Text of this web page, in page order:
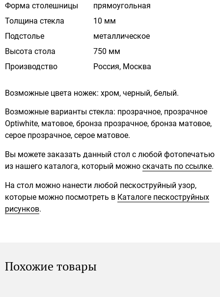
Форма столешницы
прямоугольная
Толщина стекла
10 мм
Подстолье
металлическое
Высота стола
750 мм
Производство
Россия, Москва
Возможные цвета ножек: хром, черный, белый.
Возможные варианты стекла: прозрачное, прозрачное
Optiwhite, матовое, бронза прозрачное, бронза матовое,
серое прозрачное, серое матовое.
Вы можете заказать данный стол с любой фотопечатью
из нашего каталога, который можно скачать по ссылке.
На стол можно нанести любой пескоструйный узор,
которые можно посмотреть в Каталоге пескоструйных
рисунков.
Похожие товары